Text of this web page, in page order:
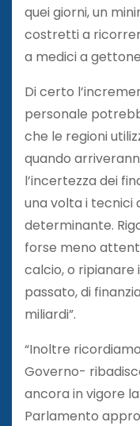
quei giorni, un
costretti a
a medici a
Di certo
personale
che le regioni
quando
l’incertezza dei
una volta i tecnici
determinante.
forse meno
calcio, o ripianare
passato, di
miliardi”.
“Inoltre
Governo-
ancora in vigore
Parlamento